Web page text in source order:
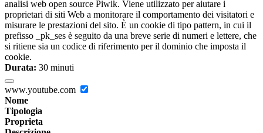
analisi web open source Piwik. Viene utilizzato per aiutare i
proprietari di siti Web a monitorare il comportamento dei visitatori e
misurare le prestazioni del sito. È un cookie di tipo pattern, in cui il
prefisso _pk_ses è seguito da una breve serie di numeri e lettere, che
si ritiene sia un codice di riferimento per il dominio che imposta il
cookie.
Durata: 30 minuti
www.youtube.com
Nome
Tipologia
Proprieta